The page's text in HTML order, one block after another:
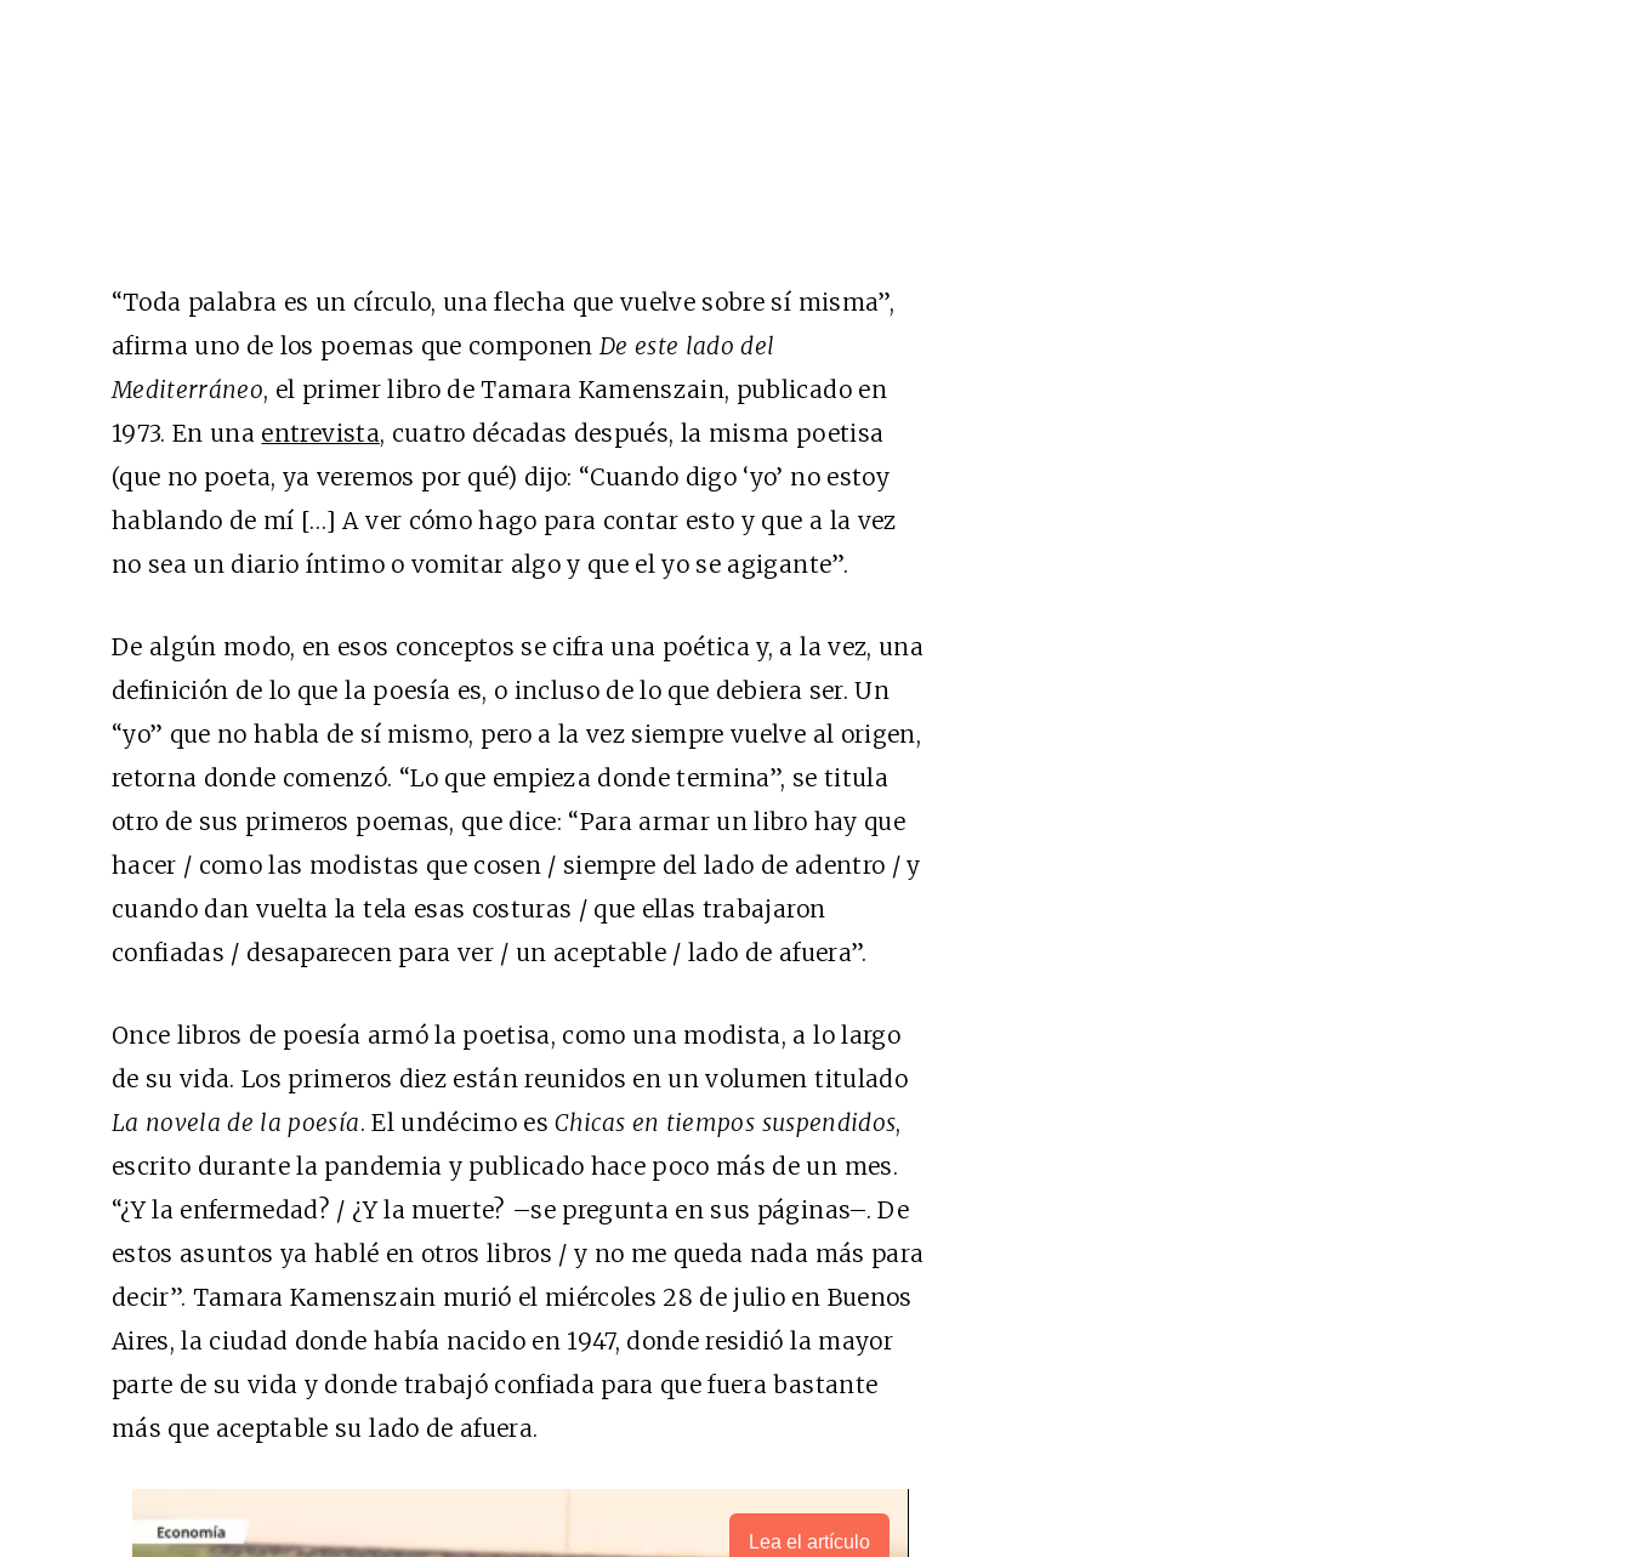
“Toda palabra es un círculo, una flecha que vuelve sobre sí misma”,
afirma uno de los poemas que componen De este lado del
Mediterráneo, el primer libro de Tamara Kamenszain, publicado en
1973. En una entrevista, cuatro décadas después, la misma poetisa
(que no poeta, ya veremos por qué) dijo: “Cuando digo ‘yo’ no estoy
hablando de mí […] A ver cómo hago para contar esto y que a la vez
no sea un diario íntimo o vomitar algo y que el yo se agigante”.
De algún modo, en esos conceptos se cifra una poética y, a la vez, una
definición de lo que la poesía es, o incluso de lo que debiera ser. Un
“yo” que no habla de sí mismo, pero a la vez siempre vuelve al origen,
retorna donde comenzó. “Lo que empieza donde termina”, se titula
otro de sus primeros poemas, que dice: “Para armar un libro hay que
hacer / como las modistas que cosen / siempre del lado de adentro / y
cuando dan vuelta la tela esas costuras / que ellas trabajaron
confiadas / desaparecen para ver / un aceptable / lado de afuera”.
Once libros de poesía armó la poetisa, como una modista, a lo largo
de su vida. Los primeros diez están reunidos en un volumen titulado
La novela de la poesía. El undécimo esChicas en tiempos suspendidos,
escrito durante la pandemia y publicado hace poco más de un mes.
“¿Y la enfermedad? / ¿Y la muerte? –se pregunta en sus páginas–. De
estos asuntos ya hablé en otros libros / y no me queda nada más para
decir”. Tamara Kamenszain murió el miércoles 28 de julio en Buenos
Aires, la ciudad donde había nacido en 1947, donde residió la mayor
parte de su vida y donde trabajó confiada para que fuera bastante
más que aceptable su lado de afuera.
Lea el artículo